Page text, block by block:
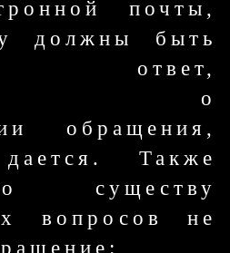
почты,
должны быть
ответ,
о
обращения,
Также
существу
вопросов не